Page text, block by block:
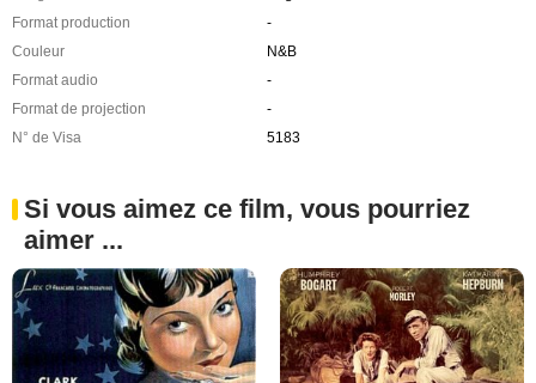
Format production
-
Couleur
N&B
Format audio
-
Format de projection
-
N° de Visa
5183
Si vous aimez ce film, vous pourriez
aimer ...